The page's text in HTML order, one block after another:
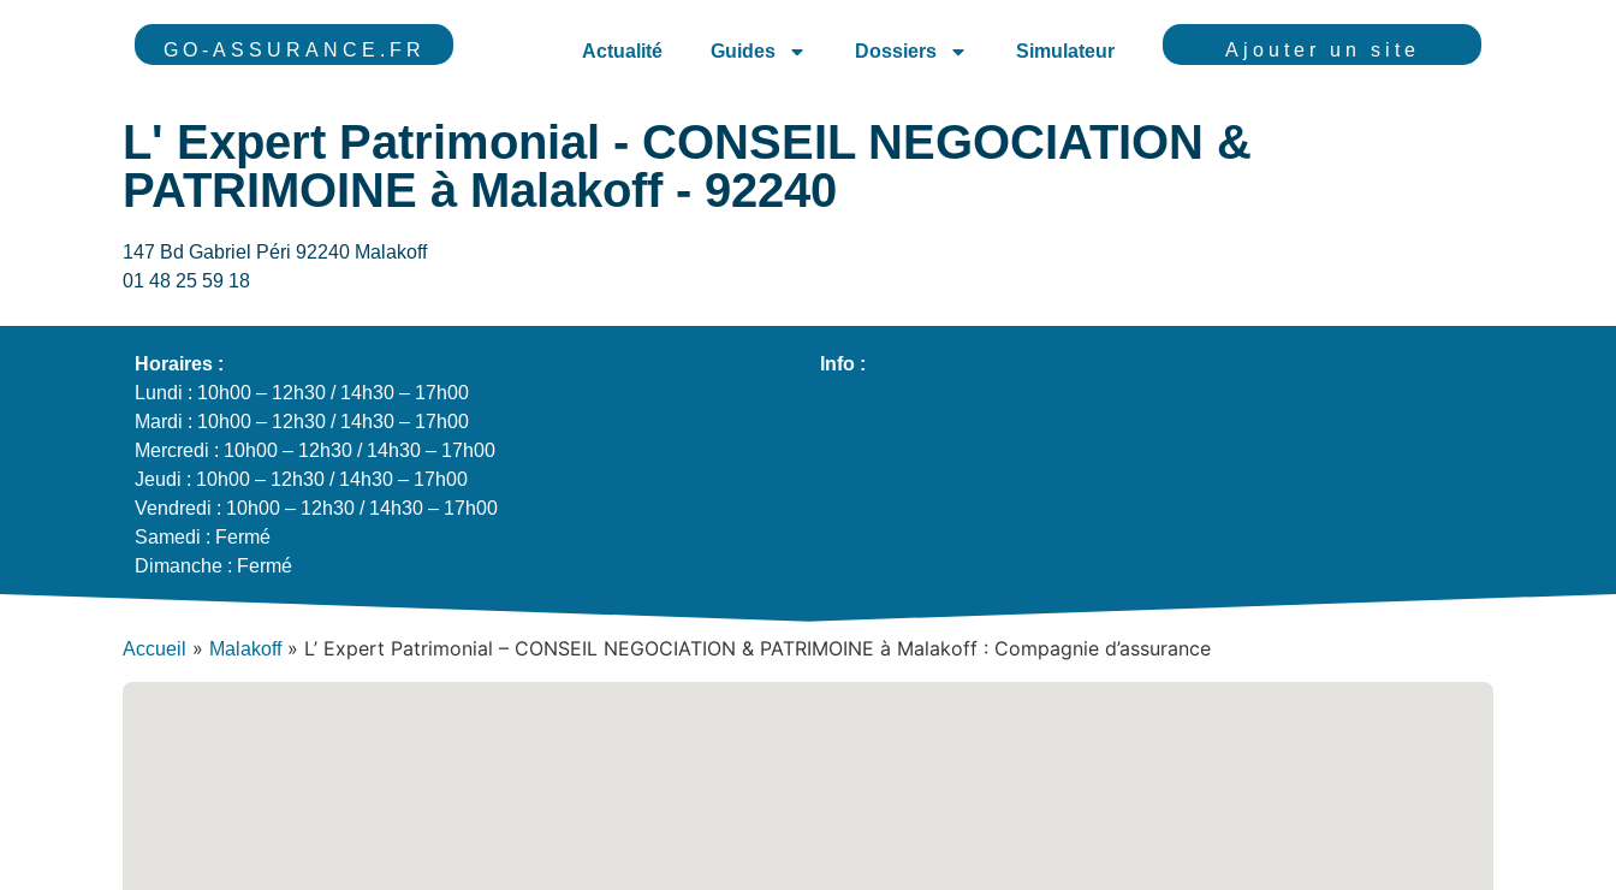
GO-ASSURANCE.FR Actualité Guides Dossiers Simulateur Ajouter un site
L' Expert Patrimonial - CONSEIL NEGOCIATION &
PATRIMOINE à Malakoff - 92240
147 Bd Gabriel Péri 92240 Malakoff
01 48 25 59 18
Horaires :
Lundi : 10h00 – 12h30 / 14h30 – 17h00
Mardi : 10h00 – 12h30 / 14h30 – 17h00
Mercredi : 10h00 – 12h30 / 14h30 – 17h00
Jeudi : 10h00 – 12h30 / 14h30 – 17h00
Vendredi : 10h00 – 12h30 / 14h30 – 17h00
Samedi : Fermé
Dimanche : Fermé
Info :
Accueil » Malakoff» L’ Expert Patrimonial – CONSEIL NEGOCIATION & PATRIMOINE à Malakoff : Compagnie d’assurance